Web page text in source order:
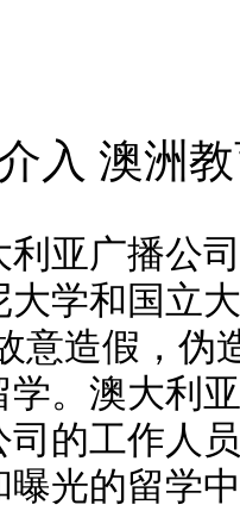
入 澳洲
广播公司
大学和国立
意造假，伪
学。澳大利
司的工作人
曝光的留学